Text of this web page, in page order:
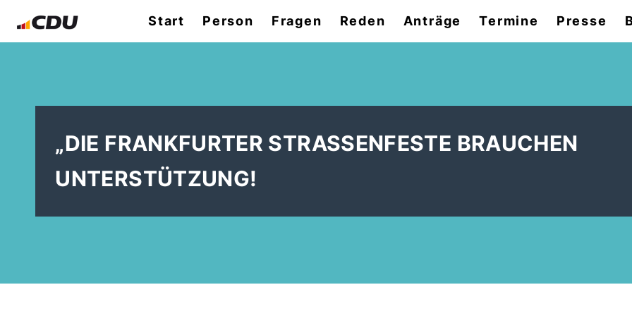
Start Person Fragen Reden Anträge Termine Presse
DIE FRANKFURTER STRASSENFESTE BRAUCHEN
UNTERSTÜTZUNG!